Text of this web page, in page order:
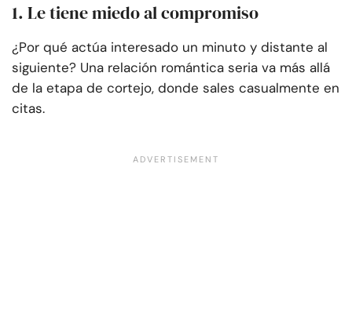
1. Le tiene miedo al compromiso
¿Por qué actúa interesado un minuto y distante al
siguiente? Una relación romántica seria va más allá
de la etapa de cortejo, donde sales casualmente en
citas.